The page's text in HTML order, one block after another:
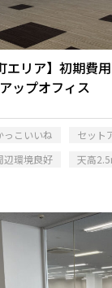
エリア】初期費
ップオフィス
っこいいね
セット
辺環境良好 天高